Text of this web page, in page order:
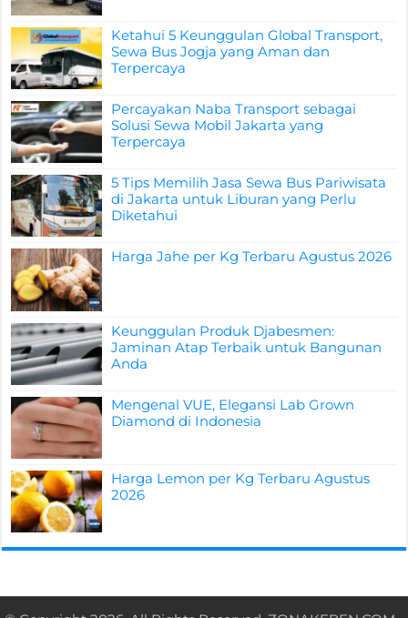
Ketahui 5 Keunggulan Global Transport,
Sewa Bus Jogja yang Aman dan
Terpercaya
Percayakan Naba Transport sebagai
Solusi Sewa Mobil Jakarta yang
Terpercaya
5 Tips Memilih Jasa Sewa Bus Pariwisata
di Jakarta untuk Liburan yang Perlu
Diketahui
Harga Jahe per Kg Terbaru Agustus 2026
Keunggulan Produk Djabesmen:
Jaminan Atap Terbaik untuk Bangunan
Anda
Mengenal VUE, Elegansi Lab Grown
Diamond di Indonesia
Harga Lemon per Kg Terbaru Agustus
2026